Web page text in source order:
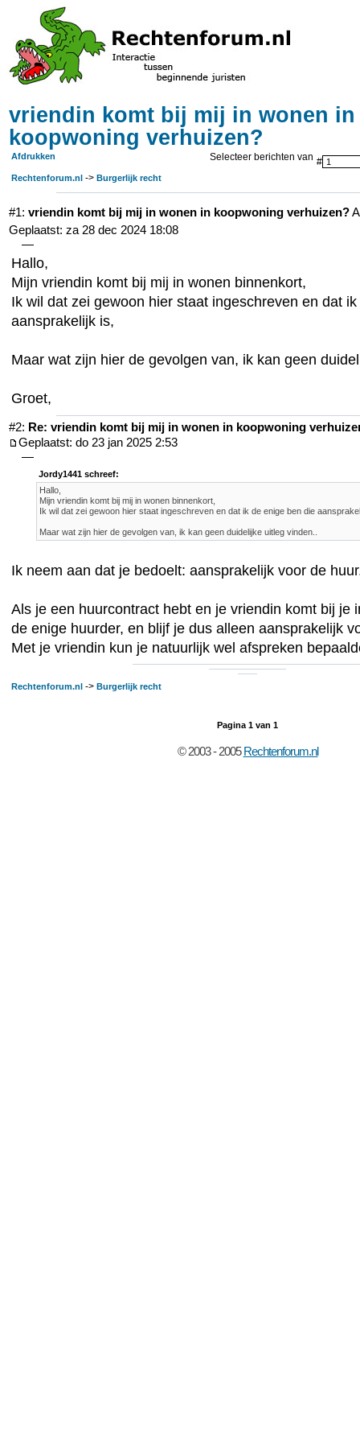
vriendin komt bij mij in wonen in
koopwoning verhuizen?
Selecteer berichten van #
Afdrukken
Rechtenforum.nl -> Burgerlijk recht
#1: vriendin komt bij mij in wonen in koopwoning verhuizen?
Geplaatst: za 28 dec 2024 18:08
—
Hallo,
Mijn vriendin komt bij mij in wonen binnenkort,
Ik wil dat zei gewoon hier staat ingeschreven en dat
aansprakelijk is,
Maar wat zijn hier de gevolgen van, ik kan geen
Groet,
#2: Re: vriendin komt bij mij in wonen in koopwoning
Geplaatst: do 23 jan 2025 2:53
—
Jordy1441 schreef:
Hallo,
Mijn vriendin komt bij mij in wonen binnenkort,
Ik wil dat zei gewoon hier staat ingeschreven en dat ik de enige ben die
Maar wat zijn hier de gevolgen van, ik kan geen duidelijke uitleg vinden..
Ik neem aan dat je bedoelt: aansprakelijk voor de
Als je een huurcontract hebt en je vriendin komt bij je
de enige huurder, en blijf je dus alleen aansprakelijk
Met je vriendin kun je natuurlijk wel afspreken
Rechtenforum.nl -> Burgerlijk recht
Pagina 1 van 1
© 2003 - 2005 Rechtenforum.nl